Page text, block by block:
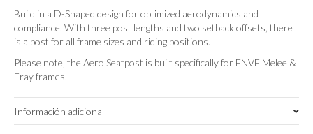
Build in a D-Shaped design for optimized aerodynamics and
compliance. With three post lengths and two setback offsets, there
is a post for all frame sizes and riding positions.
Please note, the Aero Seatpost is built specifically for ENVE Melee &
Fray frames.
Información adicional